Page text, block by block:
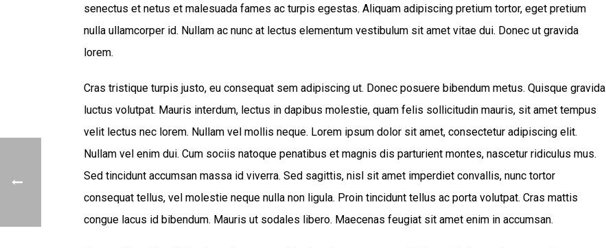
senectus et netus et malesuada fames ac turpis egestas. Aliquam adipiscing pretium tortor, eget pretium
nulla ullamcorper id. Nullam ac nunc at lectus elementum vestibulum sit amet vitae dui. Donec ut gravida
lorem.
Cras tristique turpis justo, eu consequat sem adipiscing ut. Donec posuere bibendum metus. Quisque gravida
luctus volutpat. Mauris interdum, lectus in dapibus molestie, quam felis sollicitudin mauris, sit amet tempus
velit lectus nec lorem. Nullam vel mollis neque. Lorem ipsum dolor sit amet, consectetur adipiscing elit.
Nullam vel enim dui. Cum sociis natoque penatibus et magnis dis parturient montes, nascetur ridiculus mus.
Sed tincidunt accumsan massa id viverra. Sed sagittis, nisl sit amet imperdiet convallis, nunc tortor
consequat tellus, vel molestie neque nulla non ligula. Proin tincidunt tellus ac porta volutpat. Cras mattis
congue lacus id bibendum. Mauris ut sodales libero. Maecenas feugiat sit amet enim in accumsan.